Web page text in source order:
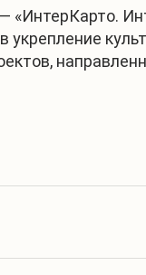
«ИнтерКарто.